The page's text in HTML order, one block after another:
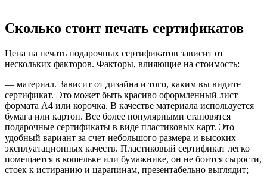
Сколько стоит печать сертификатов
Цена на печать подарочных сертификатов зависит от
нескольких факторов. Факторы, влияющие на стоимость:
— материал. Зависит от дизайна и того, каким вы видите
сертификат. Это может быть красиво оформленный лист
формата А4 или корочка. В качестве материала используется
бумага или картон. Все более популярными становятся
подарочные сертификаты в виде пластиковых карт. Это
удобный вариант за счет небольшого размера и высоких
эксплуатационных качеств. Пластиковый сертификат легко
помещается в кошельке или бумажнике, он не боится сырости,
стоек к истиранию и царапинам, презентабельно выглядит;